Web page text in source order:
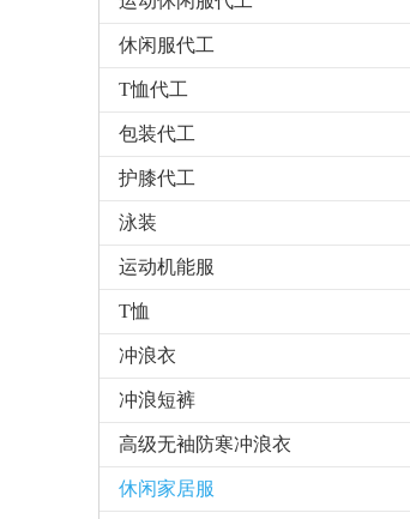
休闲服代工
T恤代工
包装代工
护膝代工
泳装
运动机能服
T恤
冲浪衣
冲浪短裤
高级无袖防寒冲浪衣
休闲家居服